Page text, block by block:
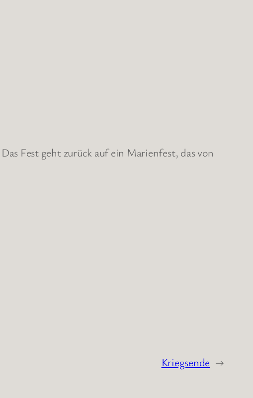
Fest geht zurück auf ein Marienfest, das von
Kriegsende →